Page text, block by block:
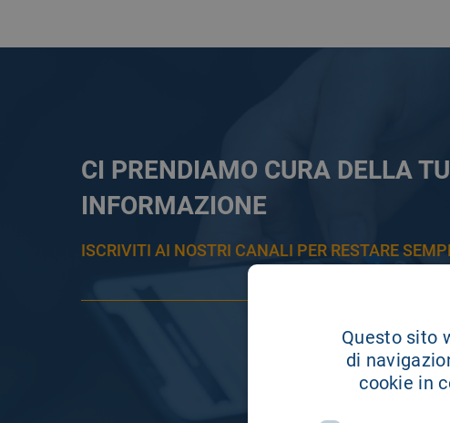
CI PRENDIAMO CURA DELLA
INFORMAZIONE
ISCRIVITI AI NOSTRI CANALI PER RESTARE
Questo sito
di
cookie in